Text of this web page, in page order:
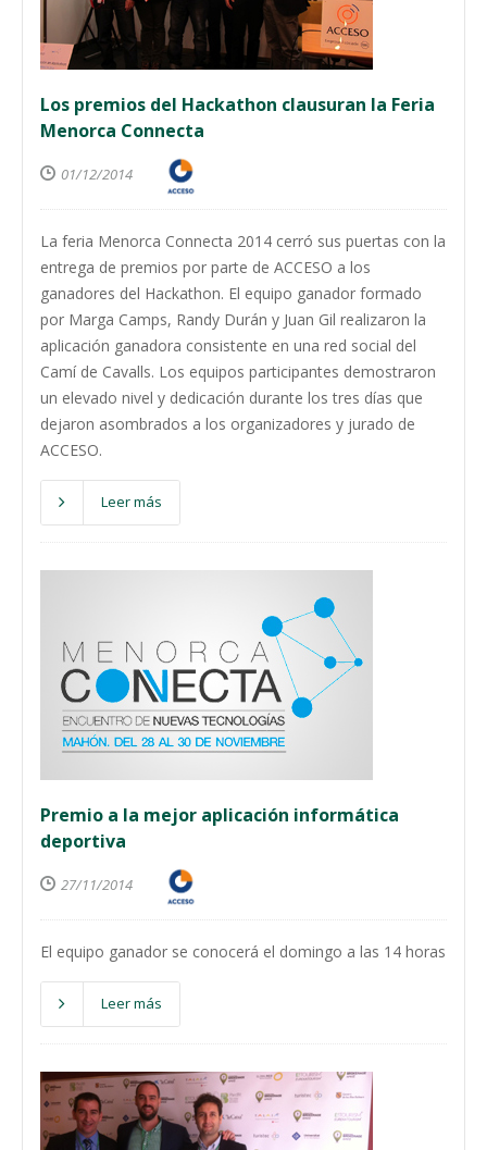
Los premios del Hackathon clausuran la Feria
Menorca Connecta
01/12/2014
La feria Menorca Connecta 2014 cerró sus puertas con la
entrega de premios por parte de ACCESO a los
ganadores del Hackathon. El equipo ganador formado
por Marga Camps, Randy Durán y Juan Gil realizaron la
aplicación ganadora consistente en una red social del
Camí de Cavalls. Los equipos participantes demostraron
un elevado nivel y dedicación durante los tres días que
dejaron asombrados a los organizadores y jurado de
ACCESO.
Leer más
Premio a la mejor aplicación informática
deportiva
27/11/2014
El equipo ganador se conocerá el domingo a las 14 horas
Leer más